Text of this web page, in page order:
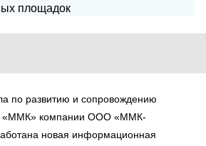
по развитию и сопровождению
«ММК» компании ООО «ММК-
новая информационная